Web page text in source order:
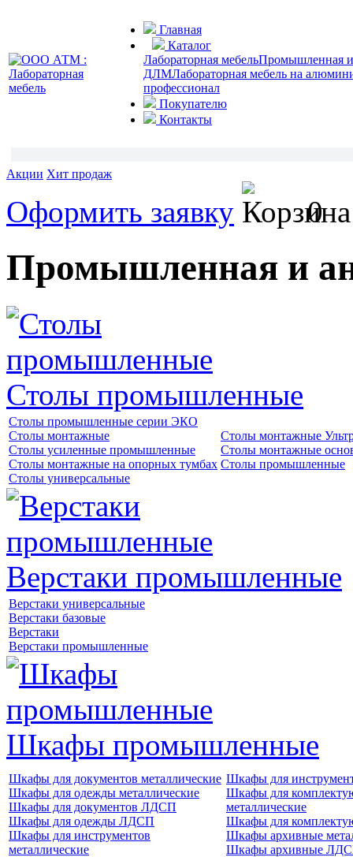
Главная
Каталог
Лабораторная мебельПромышленная и
ДЛМЛабораторная мебель на
профессионал
Покупателю
Контакты
Акции Хит продаж
Оформить заявку 0
Промышленная и
Столы промышленные
Столы промышленные серии ЭКО
Столы монтажные
Столы усиленные промышленные
Столы монтажные на опорных тумбах
Столы универсальные
Столы монтажные
Столы монтажные
Столы промышленные
Верстаки промышленные
Верстаки универсальные
Верстаки базовые
Верстаки
Верстаки промышленные
Шкафы промышленные
Шкафы для документов металлические
Шкафы для одежды металлические
Шкафы для документов ЛДСП
Шкафы для одежды ЛДСП
Шкафы для инструментов
металлические
Шкафы для
Шкафы для
металлические
Шкафы для
Шкафы архивные
Шкафы архивные